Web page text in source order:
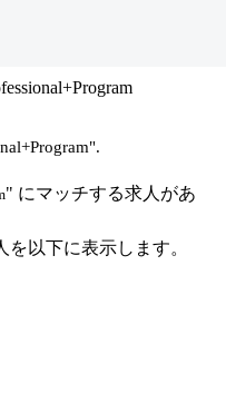
(現
ー
ジ)
" にマッチする求人があ
以下に表示します。